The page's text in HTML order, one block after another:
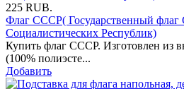
225 RUB.
Флаг СССР( Государственный флаг
Социалистических Республик)
Купить флаг СССР. Изготовлен из
(100% полиэсте...
Добавить